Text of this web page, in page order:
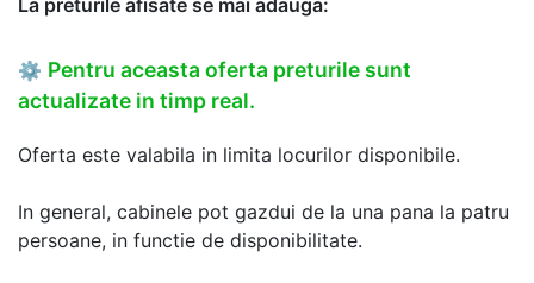
⚙ Pentru aceasta oferta preturile sunt
actualizate in timp real.
Oferta este valabila in limita locurilor disponibile.
In general, cabinele pot gazdui de la una pana la patru
persoane, in functie de disponibilitate.